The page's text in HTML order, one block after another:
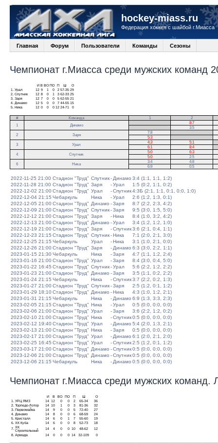
hockey-miass.ru
Федерация хоккея с шайбой г.Миасса
Главная Форум Пользователи Команды Сезоны
Чемпионат г.Миасса среди мужских команд
И В ВО ПО П
О
1.
Урал 12 9 1 0 2 57-35 29
2. Спутник 12 8 0 1 3 62-33 25
3. Заря 12 7 0 0 5 62-55 21
4.
Динамо 12 5 0 0 7 44-55 15
5.
Ника 12 0 0 0 12 24-71 0
# Команда 1
2
1
Динамо
8:7
3:5
2
Заря
7:8
5:3
3
Урал
4:3 5:1
6:1
8:4
4
Спутник
5:0
6:3
5:0
2:5
6
Ника
3:4
4:8
6:9
0:5
2022-11-25 21:00 Стадион "Труд" Спутник- Динамо 3:4 (1:1, 1:1, 1:2)
2022-11-28 21:00 Стадион "Труд" Заря -Урал
1:5 (0:2, 1:1, 0:2)
2022-12-02 21:00Стадион "Труд" Урал -Спутник4:3Б (2:1, 1:1, 0:1, 0:0, 1:0)
2022-12-04 21:15 Чебаркуль Ника -Урал
2:6 (1:2, 1:3, 0:1)
2022-12-05 21:00Стадион "Труд" Динамо -Заря
8:7 (2:2, 2:3, 4:2)
2022-12-09 21:00Стадион "Труд" Спутник-Заря
9:5 (3:0, 1:5, 5:0)
2022-12-12 21:00Стадион "Труд" Заря -Ника
8:4 (1:0, 3:2, 4:2)
2022-12-13 21:00Стадион "Труд" Динамо -Урал
3:4 (1:2, 1:2, 1:0)
2022-12-19 21:00Стадион "Труд" Заря -Спутник3:6 (2:1, 0:4, 1:1)
2022-12-23 21:15 Стадион "Труд" Спутник-Ника
7:1 (2:0, 2:1, 3:0)
2022-12-25 21:15 Чебаркуль Урал -Ника
3:1 (1:0, 2:1, 0:0)
2022-12-26 21:00Стадион "Труд" Заря - Динамо 6:3 (3:0, 2:2, 1:1)
2023-01-15 21:30Чебаркуль Ника -Заря
4:7 (1:1, 1:2, 2:4)
2023-01-16 21:00Стадион "Труд" Урал -Заря
8:4 (3:0, 0:4, 5:0)
2023-01-22 16:45 Стадион "Труд" Спутник-Урал
5:6 (2:2, 1:2, 2:2)
2023-01-23 21:00Стадион "Труд" Динамо -Заря
3:5 (1:1, 0:2, 2:2)
2023-01-24 21:15 Чебаркуль Ника -Спутник3:7 (2:2, 0:2, 1:3)
2023-01-27 21:00Стадион "Труд" Спутник-Заря
2:5 (1:2, 0:1, 1:2)
2023-01-29 18:10Стадион "Труд" Динамо -Ника
4:3 (1:0, 1:2, 2:1)
2023-01-31 21:15 Чебаркуль Ника - Динамо 6:9 (1:3, 3:3, 2:3)
2023-02-05 21:15 Стадион "Труд" Ника -Урал
0:5 (0:0, 0:0, 0:0)
2023-02-06 21:00Стадион "Труд" Урал -Заря
3:6 (2:2, 1:2, 0:2)
2023-02-10 21:00Стадион "Труд" Ника -Спутник0:5 (0:0, 0:0, 0:0)
2023-02-12 19:40Стадион "Труд" Урал - Динамо 5:4 (2:0, 1:3, 2:1)
2023-02-13 21:00Стадион "Труд" Ника -Заря
0:5 (0:0, 0:0, 0:0)
2023-02-17 21:00Стадион "Труд" Урал - Динамо 6:1 (2:0, 2:1, 2:0)
2023-02-25 16:45 Стадион "Труд" Урал -Спутник2:5 (1:2, 0:1, 1:2)
2023-03-17 21:00Стадион "Труд" Динамо -Спутник0:5 (0:0, 0:0, 0:0)
2023-12-06 21:00Стадион "Труд" Динамо -Спутник0:5 (0:0, 0:0, 0:0)
2023-12-06 21:15 Чебаркуль Ника - Динамо 0:5 (0:0, 0:0, 0:0)
Чемпионат г.Миасса среди мужских команд.
И В ВО ПО П
О
1.
УРЦ ЯМЗ 14 12 0 0 2 65-34
36
2. Торпедо-Лотор 14 10 1 0 3 81-36
32
3.
Первомайка 14 9 0 0 5 72-40
27
4.
Динамо 14 8 0 0 6 68-59
24
5.
Кристалл 14 6 0 1 7 55-60
19
6. ХК Куба 14 6 0 0 8 52-73
18
7. ХК
Строительный
14 4 0 0 10 48-62
12
8. Армада 14 0 0 0 14 32-109 0